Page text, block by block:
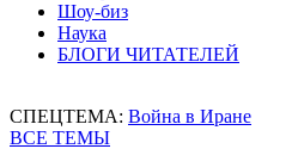
Шоу-биз
Наука
БЛОГИ ЧИТАТЕЛЕЙ
СПЕЦТЕМА: Война в Иране
ВСЕ ТЕМЫ